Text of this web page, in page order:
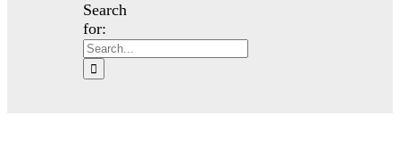
Search
for: